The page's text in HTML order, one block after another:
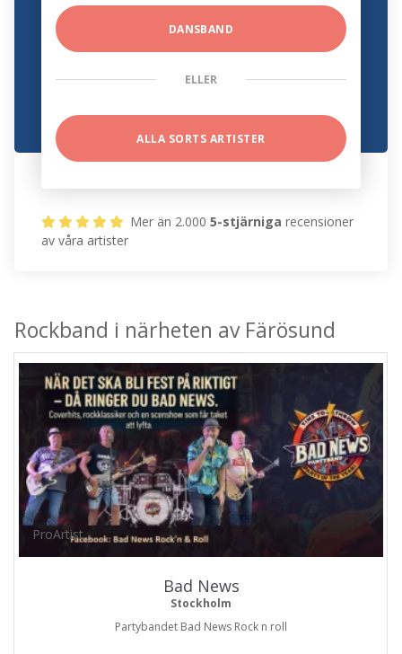
DANSBAND
ELLER
ALLA SORTS ARTISTER
Mer än 2.0005-stjärniga recensioner
av våra artister
Rockband i närheten av Färösund
ProArtist
Bad News
Stockholm
Partybandet Bad News Rock n roll